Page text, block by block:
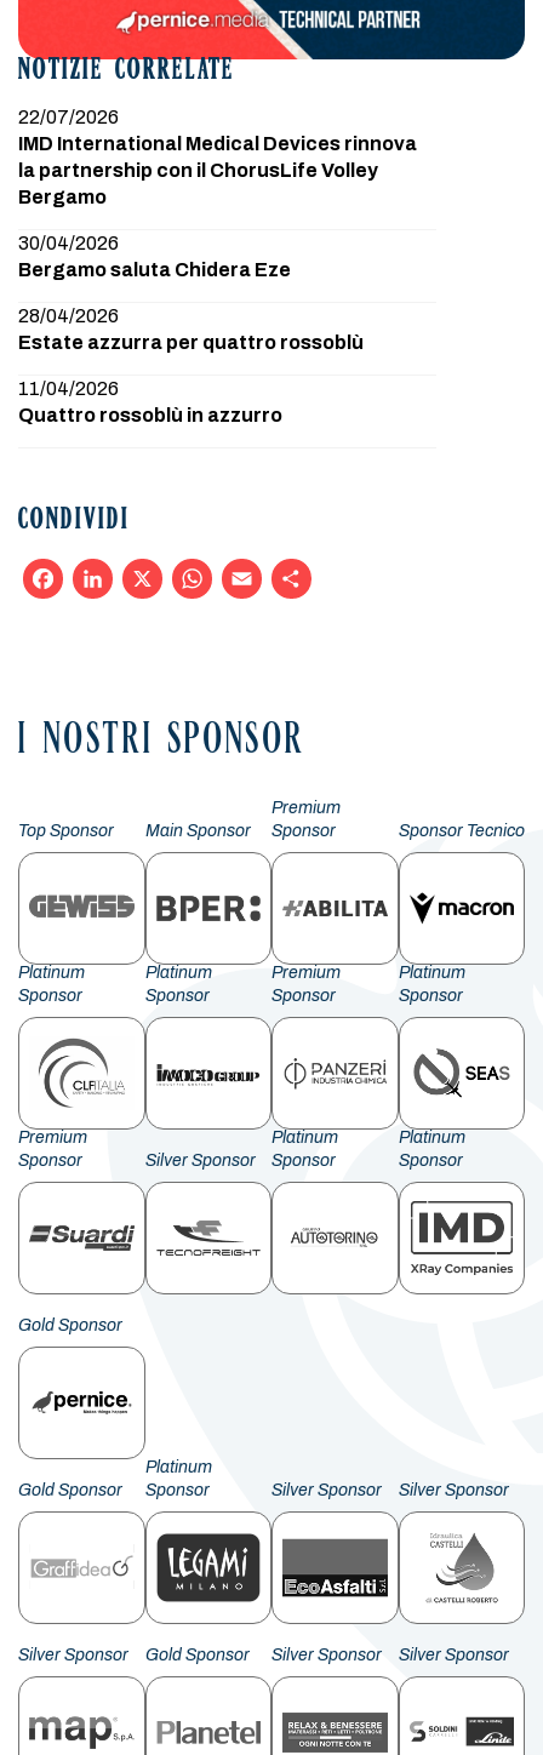
NOTIZIE CORRELATE
22/07/2026
IMD International Medical Devices rinnova
la partnership con il ChorusLife Volley
Bergamo
30/04/2026
Bergamo saluta Chidera Eze
28/04/2026
Estate azzurra per quattro rossoblù
11/04/2026
Quattro rossoblù in azzurro
CONDIVIDI
I NOSTRI SPONSOR
Top Sponsor Main Sponsor
Premium
Sponsor
Sponsor Tecnico
Platinum
Sponsor
Platinum
Sponsor
Premium
Sponsor
Platinum
Sponsor
Premium
Sponsor
Silver Sponsor
Platinum
Sponsor
Platinum
Sponsor
Gold Sponsor
Gold Sponsor
Platinum
Sponsor
Silver Sponsor Silver Sponsor
Silver Sponsor Gold Sponsor Silver Sponsor Silver Sponsor